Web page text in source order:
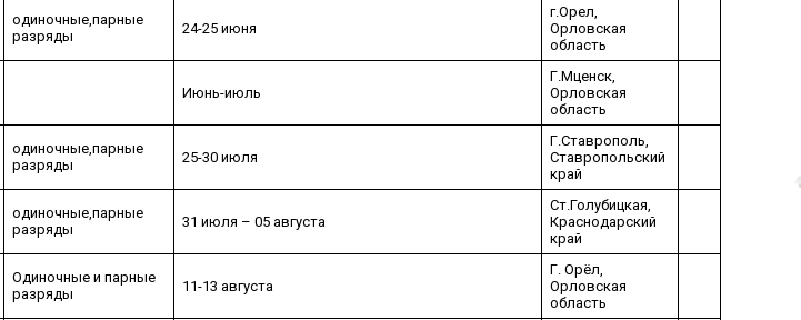
одиночные,парные
разряды
24-25 июня
г.Орел,
Орловская
область
Июнь-июль
Г.Мценск,
Орловская
область
одиночные,парные
разряды
25-30 июля
Г.Ставрополь,
Ставропольский
край
одиночные,парные
разряды
31 июля – 05 августа
Ст.Голубицкая,
Краснодарский
край
Одиночные и парные
разряды
11-13 августа
Г. Орёл,
Орловская
область